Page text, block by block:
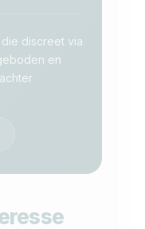
discreet via
en